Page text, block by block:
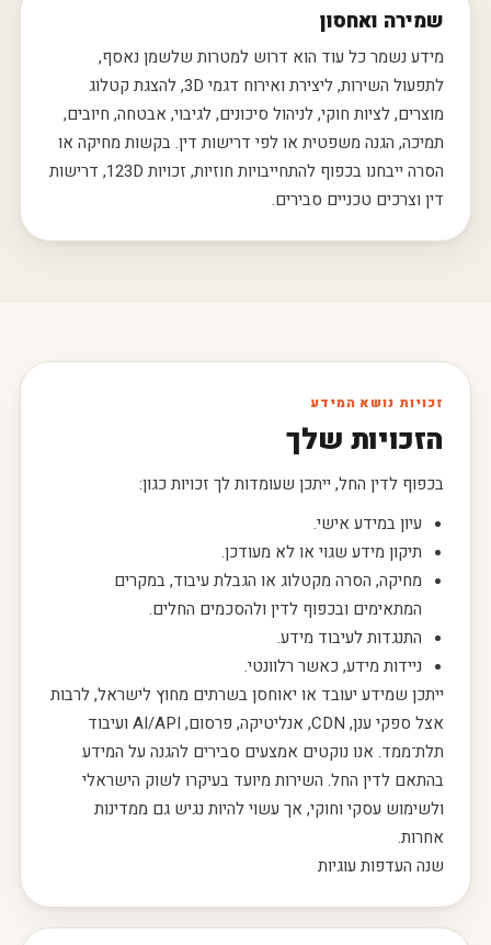
שמירה ואחסון
מידע נשמר כל עוד הוא דרוש למטרות שלשמן נאסף,
לתפעול השירות, ליצירת ואירוח דגמי 3D, להצגת קטלוג
מוצרים, לציות חוקי, לניהול סיכונים, לגיבוי, אבטחה, חיובים,
תמיכה, הגנה משפטית או לפי דרישות דין. בקשות מחיקה או
הסרה ייבחנו בכפוף להתחייבויות חוזיות, זכויות 123D, דרישות
דין וצרכים טכניים סבירים.
זכויות נושא המידע
הזכויות שלך
בכפוף לדין החל, ייתכן שעומדות לך זכויות כגון:
עיון במידע אישי.
תיקון מידע שגוי או לא מעודכן.
מחיקה, הסרה מקטלוג או הגבלת עיבוד, במקרים
המתאימים ובכפוף לדין ולהסכמים החלים.
התנגדות לעיבוד מידע.
ניידות מידע, כאשר רלוונטי.
ייתכן שמידע יעובד או יאוחסן בשרתים מחוץ לישראל, לרבות
אצל ספקי ענן, CDN, אנליטיקה, פרסום, AI/API ועיבוד
תלת־ממד. אנו נוקטים אמצעים סבירים להגנה על המידע
בהתאם לדין החל. השירות מיועד בעיקרו לשוק הישראלי
ולשימוש עסקי וחוקי, אך עשוי להיות נגיש גם ממדינות
אחרות.
שנה העדפות עוגיות